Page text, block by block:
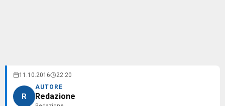
11.10.2016 22:20
R
AUTORE
Redazione